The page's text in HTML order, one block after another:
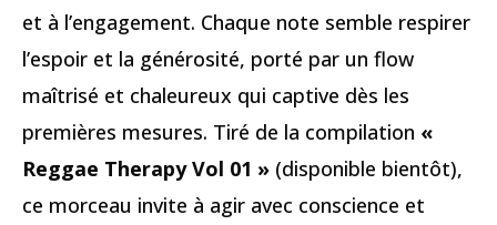
et à l’engagement. Chaque note semble respirer
l’espoir et la générosité, porté par un flow
maîtrisé et chaleureux qui captive dès les
premières mesures. Tiré de la compilation «
Reggae Therapy Vol 01 » (disponible bientôt),
ce morceau invite à agir avec conscience et